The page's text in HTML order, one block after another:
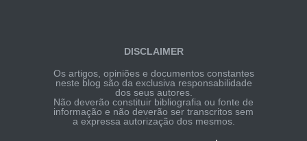
DISCLAIMER
Os artigos, opiniões e documentos constantes
neste blog são da exclusiva responsabilidade
dos seus autores.
Não deverão constituir bibliografia ou fonte de
informação e não deverão ser transcritos sem
a expressa autorização dos mesmos.